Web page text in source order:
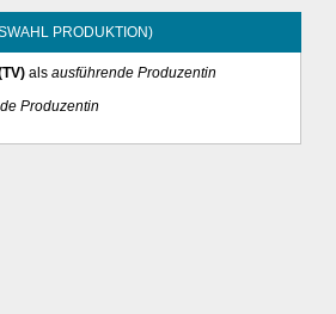
PRODUKTION)
als ausführende Produzentin
Produzentin